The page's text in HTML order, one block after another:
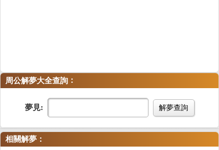
周公解夢大全查詢 ：
夢見: 解夢查詢
相關解夢：